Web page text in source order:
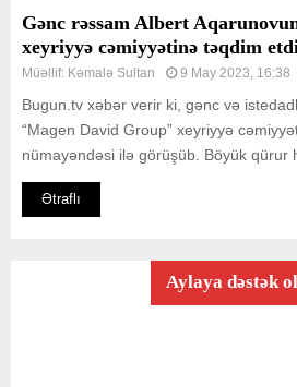
Gənc rəssam Albert
xeyriyyə cəmiyyətinə təqdim
Müəllif: Kəmalə Sultan 9 May 2023, 16:38
Bugun.tv xəbər verir ki, gənc və
“Magen David Group” xeyriyyə
nümayəndəsi ilə görüşüb. Böyük qürur
Ətraflı
Aylaya dəstək